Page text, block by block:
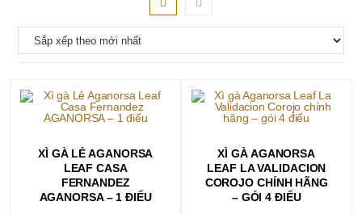
THÊM VÀO GIỎ HÀNG
XÌ GÀ LẺ AGANORSA
LEAF CASA
FERNANDEZ
AGANORSA – 1 ĐIẾU
THÊM VÀO GIỎ HÀNG
XÌ GÀ AGANORSA
LEAF LA VALIDACION
COROJO CHÍNH HÃNG
– GÓI 4 ĐIẾU